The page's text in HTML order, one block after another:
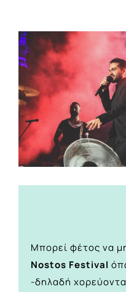
View
Larger
Image
Μπορεί φέτος να
Nostos Festival
-δηλαδή